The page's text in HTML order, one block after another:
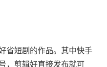
省短剧的作品。其中快手
，剪辑好直接发布就可